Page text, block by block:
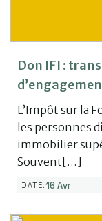
Don IFI :
L’Impôt sur la
les personnes
immobilier
Souvent[…]
DATE:16 Avr